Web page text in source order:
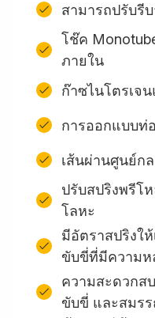
สามารถปรับรี
โช๊ค
ภายใน
ก๊าซไนโตรเจ
การออกแบบท่
เส้นผ่านศูนย์ก
ปรับสปริงพรีโ
โลหะ
มีอัตราสปริงใ
ขับขี่ที่มีความห
ความสะดวกส
ขับขี่ และสมร